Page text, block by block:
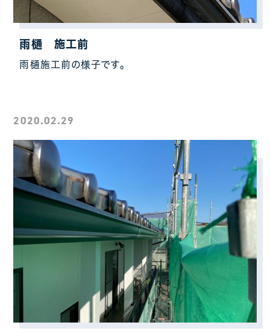
雨樋 施工前
雨樋施工前の様子です。
2020.02.29